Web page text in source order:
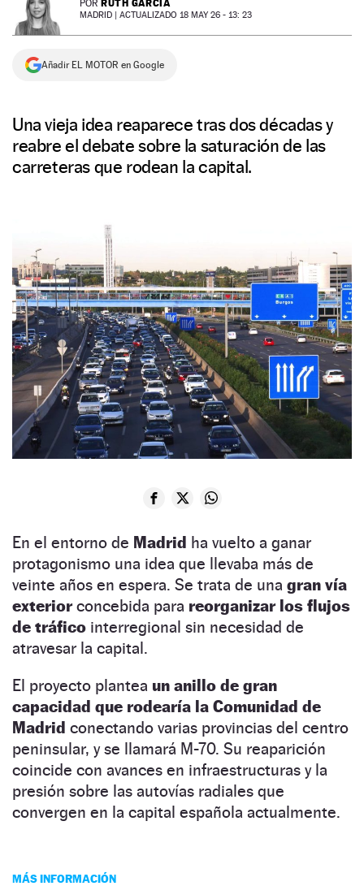
NEWSLETTER
SÍGUENOS
POR RUTH GARCÍA
MADRID | ACTUALIZADO 18 MAY 26 - 13: 23
Añadir EL MOTOR en Google
Una vieja idea reaparece tras dos décadas y
reabre el debate sobre la saturación de las
carreteras que rodean la capital.
En el entorno de Madrid ha vuelto a ganar
protagonismo una idea que llevaba más de
veinte años en espera. Se trata de una gran vía
exteriorconcebida para reorganizar los flujos
de tráfico interregional sin necesidad de
atravesar la capital.
El proyecto plantea un anillo de gran
capacidad que rodearía la Comunidad de
Madrid conectando varias provincias del centro
peninsular, y se llamará M-70. Su reaparición
coincide con avances en infraestructuras y la
presión sobre las autovías radiales que
convergen en la capital española actualmente.
MÁS INFORMACIÓN